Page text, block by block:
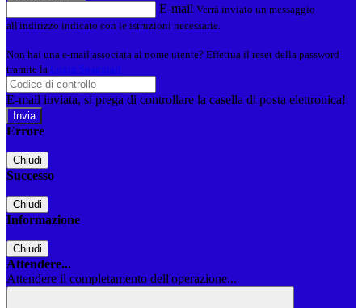
E-mail Verrà inviato un messaggio
all'indirizzo indicato con le istruzioni necessarie.
Non hai una e-mail associata al nome utente? Effettua il reset della password
tramite la Login Spaggiari
E-mail inviata, si prega di controllare la casella di posta elettronica!
Errore
Chiudi
Successo
Chiudi
Informazione
Chiudi
Attendere...
Attendere il completamento dell'operazione...